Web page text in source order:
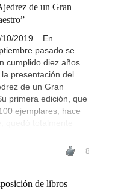
de un Gran
10/2019 – En
pasado se
cumplido diez años
la presentación del
de un Gran
primera edición, que
ejemplares, hace
quedó totalmente
8
de libros